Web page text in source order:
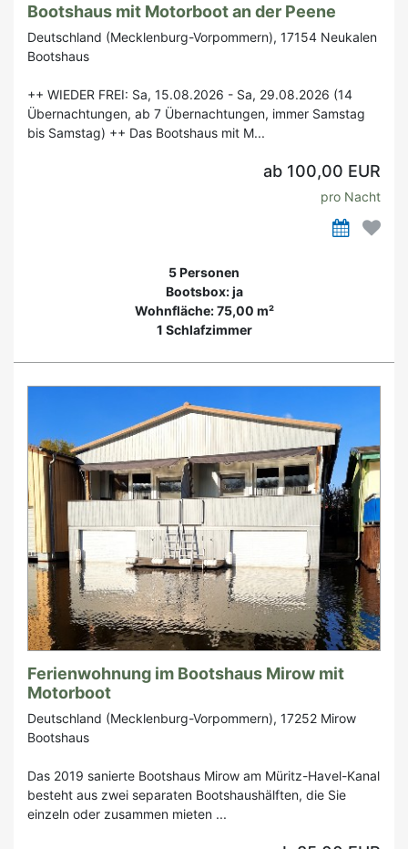
Bootshaus mit Motorboot an der Peene
Deutschland (Mecklenburg-Vorpommern), 17154 Neukalen
Bootshaus
++ WIEDER FREI: Sa, 15.08.2026 - Sa, 29.08.2026 (14
Übernachtungen, ab 7 Übernachtungen, immer Samstag
bis Samstag) ++ Das Bootshaus mit M...
ab 100,00 EUR
pro Nacht
5 Personen
Bootsbox: ja
Wohnfläche: 75,00 m²
1 Schlafzimmer
Ferienwohnung im Bootshaus Mirow mit
Motorboot
Deutschland (Mecklenburg-Vorpommern), 17252 Mirow
Bootshaus
Das 2019 sanierte Bootshaus Mirow am Müritz-Havel-Kanal
besteht aus zwei separaten Bootshaushälften, die Sie
einzeln oder zusammen mieten ...